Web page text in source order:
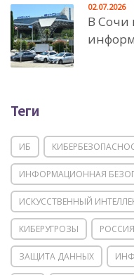
В
02.07.2026
Теги
ИБ
ИНФОРМАЦИОННАЯ
ИСКУССТВЕННЫЙ
КИБЕРУГРОЗЫ РОССИЯ
ЗАЩИТА ДАННЫХ